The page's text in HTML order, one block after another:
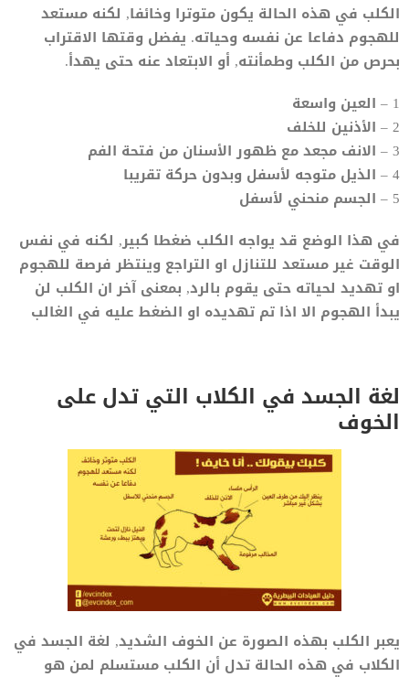
الكلب في هذه الحالة يكون متوترا وخائفا, لكنه مستعد
للهجوم دفاعا عن نفسه وحياته. يفضل وقتها الاقتراب
بحرص من الكلب وطمأنته, أو الابتعاد عنه حتى يهدأ.
1 – العين واسعة
2 – الأذنين للخلف
3 – الانف مجعد مع ظهور الأسنان من فتحة الفم
4 – الذيل متوجه لأسفل وبدون حركة تقريبا
5 – الجسم منحني لأسفل
في هذا الوضع قد يواجه الكلب ضغطا كبير, لكنه في نفس
الوقت غير مستعد للتنازل او التراجع وينتظر فرصة للهجوم
او تهديد لحياته حتى يقوم بالرد, بمعنى آخر ان الكلب لن
يبدأ الهجوم الا اذا تم تهديده او الضغط عليه في الغالب
لغة الجسد في الكلاب التي تدل على
الخوف
يعبر الكلب بهذه الصورة عن الخوف الشديد, لغة الجسد في
الكلاب في هذه الحالة تدل أن الكلب مستسلم لمن هو